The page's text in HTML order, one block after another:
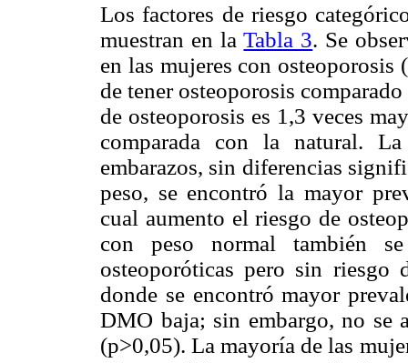
Los factores de riesgo
muestran en laTabla 3. Se
en las mujeres con
de tener osteoporosis
de osteoporosis es 1,3 veces
comparada con la natural.
embarazos, sin diferencias
peso, se encontró la mayor
cual aumento el riesgo de
con peso normal también
osteoporóticas pero sin riesgo
donde se encontró mayor
DMO baja; sin embargo, no se
(p>0,05). La mayoría de las